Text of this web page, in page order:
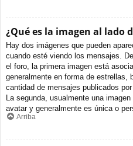
¿Qué es la imagen al lado
Hay dos imágenes que pueden
cuando esté viendo los mensajes.
el foro, la primera imagen está
generalmente en forma de estrellas,
cantidad de mensajes publicados
La segunda, usualmente una
avatar y generalmente es única o
Arriba